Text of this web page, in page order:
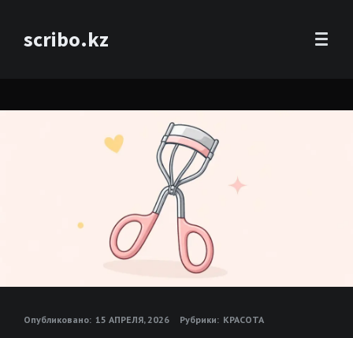
scribo.kz
Опубликовано: 15 АПРЕЛЯ, 2026 Рубрики: КРАСОТА